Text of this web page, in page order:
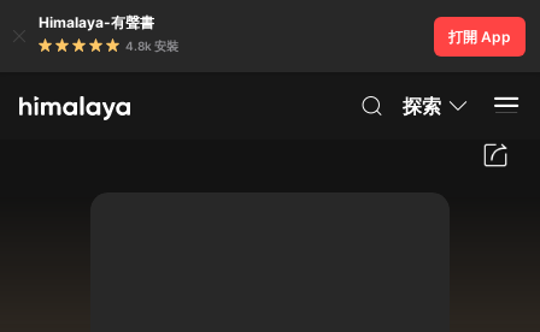
Himalaya-有聲書
4.8k 安裝
打開 App
探索